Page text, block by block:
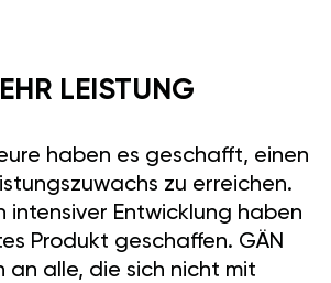
LEISTUNG
haben es geschafft, einen
zu erreichen.
intensiver Entwicklung haben
Produkt geschaffen. GÄN
an alle, die sich nicht mit